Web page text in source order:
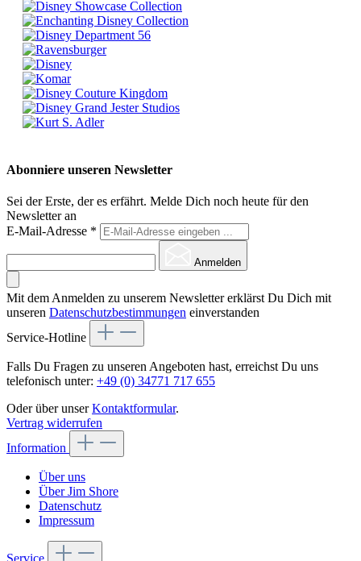
Abonniere unseren Newsletter
Sei der Erste, der es erfährt. Melde Dich noch heute für den
Newsletter an
E-Mail-Adresse *
Anmelden
Mit dem Anmelden zu unserem Newsletter erklärst Du Dich mit
unseren Datenschutzbestimmungen einverstanden
Service-Hotline
Falls Du Fragen zu unseren Angeboten hast, erreichst Du uns
telefonisch unter: +49 (0) 34771 717 655
Oder über unserKontaktformular.
Vertrag widerrufen
Information
Über uns
Über Jim Shore
Datenschutz
Impressum
Service